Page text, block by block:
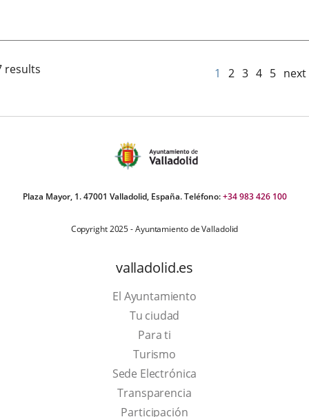
results 1 2 3 4 5 next
Plaza Mayor, 1. 47001 Valladolid, España. Teléfono:+34 983 426 100
Copyright 2025 - Ayuntamiento de Valladolid
valladolid.es
El Ayuntamiento
Tu ciudad
Para ti
TurismoThis
link
will
open
Sede Electrónica
Transparencia
Participación